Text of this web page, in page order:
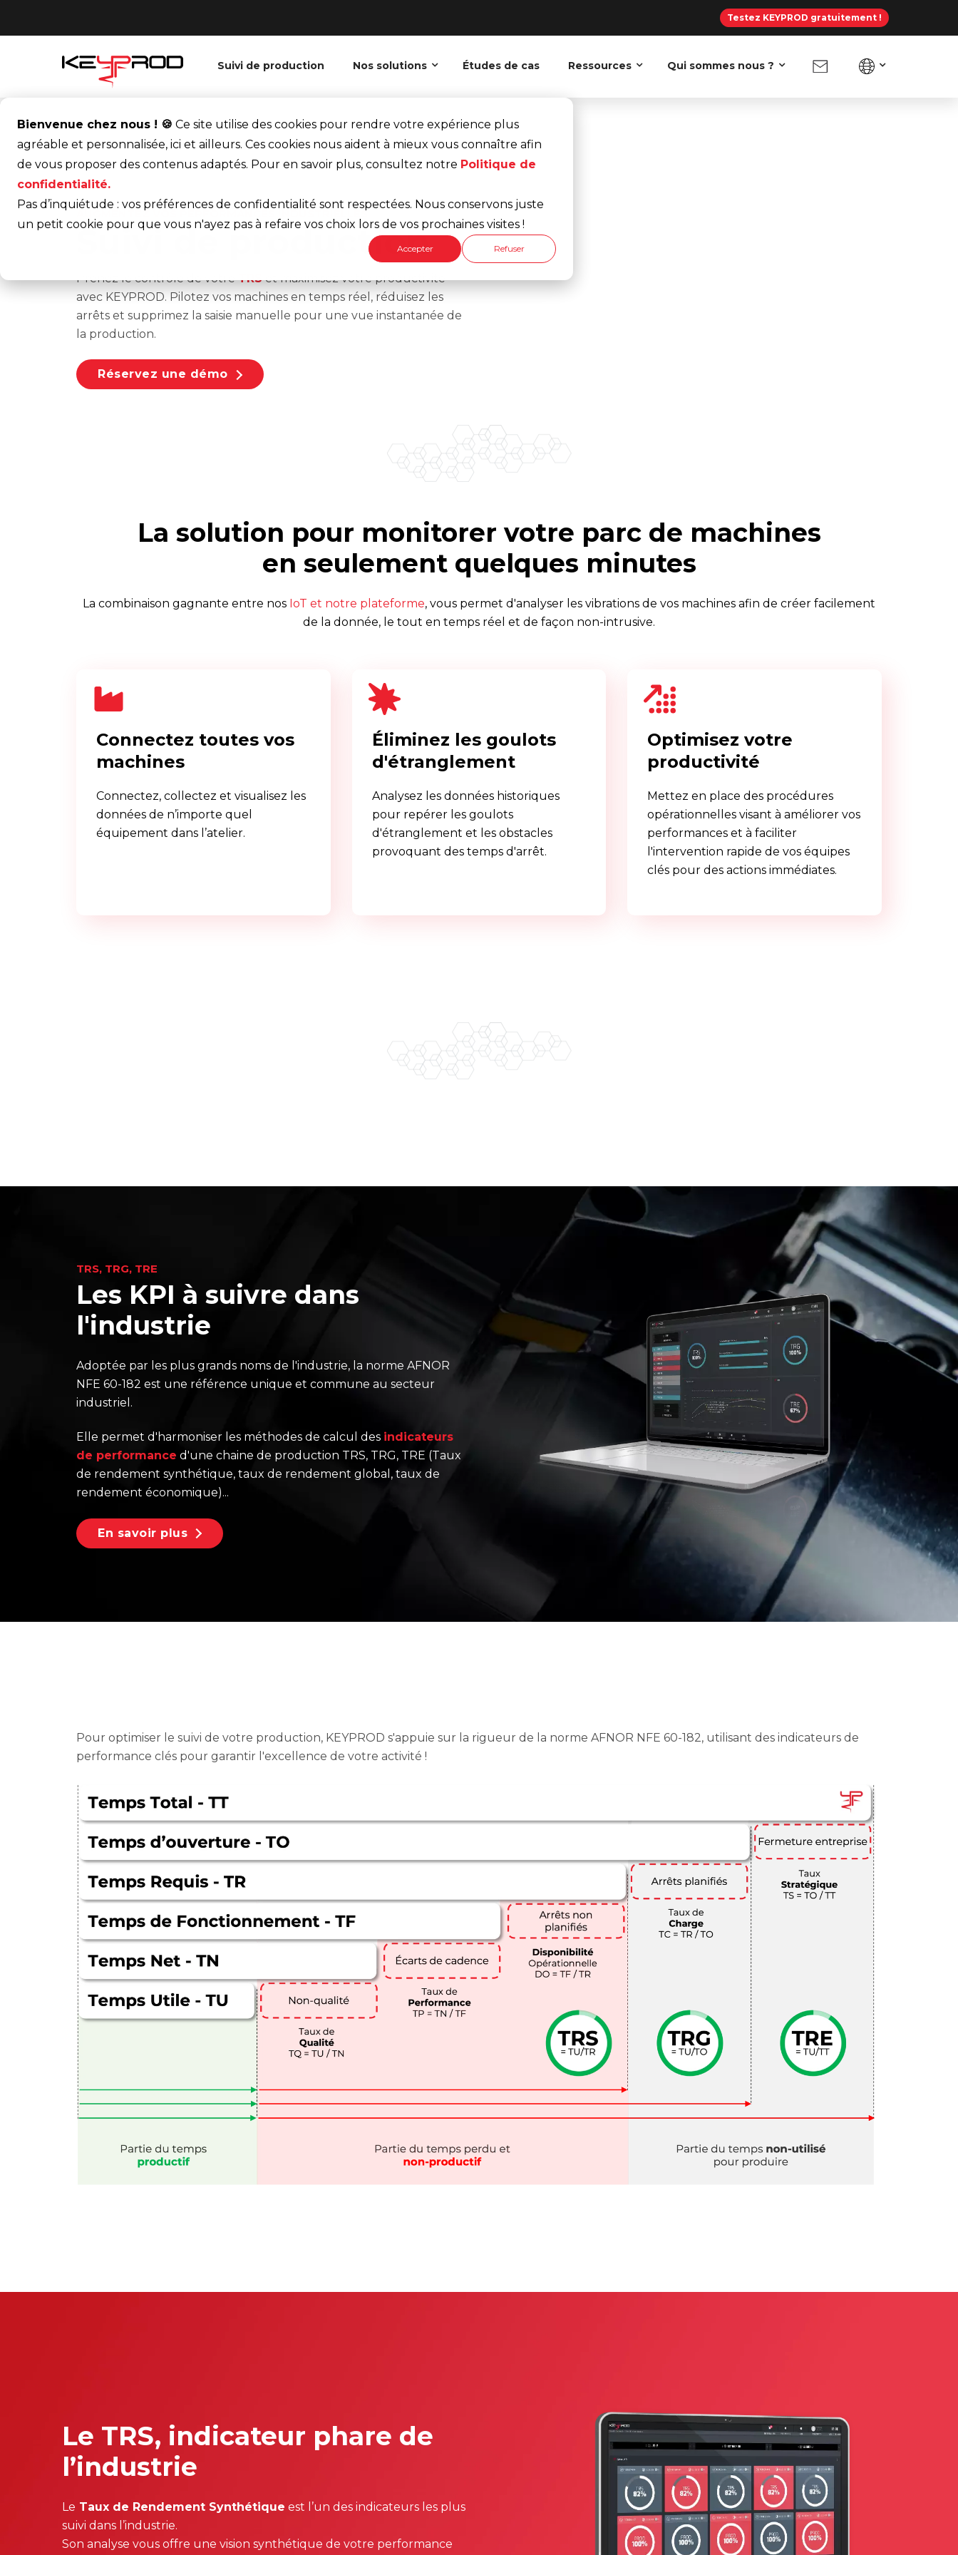
Bienvenue chez nous ! 🍪 Ce site utilise des cookies pour rendre votre expérience plus
agréable et personnalisée, ici et ailleurs. Ces cookies nous aident à mieux vous connaître afin
de vous proposer des contenus adaptés. Pour en savoir plus, consultez notre Politique de
confidentialité.
Pas d’inquiétude : vos préférences de confidentialité sont respectées. Nous conservons juste
un petit cookie pour que vous n'ayez pas à refaire vos choix lors de vos prochaines visites !
Accepter Refuser
Testez KEYPROD gratuitement !
Suivi de production Nos solutions Études de cas Ressources Qui sommes nous ?
AUGMENTEZ VOS PERFORMANCES INDUSTRIELLES
Suivi de production
Prenez le contrôle de votreTRSet maximisez votre productivité
avec KEYPROD. Pilotez vos machines en temps réel, réduisez les
arrêts et supprimez la saisie manuelle pour une vue instantanée de
la production.
Réservez une démo
La solution pour monitorer votre parc de machines
en seulement quelques minutes
La combinaison gagnante entre nos IoT et notre plateforme, vous permet d'analyser les vibrations de vos machines afin de créer facilement
de la donnée, le tout en temps réel et de façon non-intrusive.
Connectez toutes vos
machines
Connectez, collectez et visualisez les
données de n’importe quel
équipement dans l’atelier.
Éliminez les goulots
d'étranglement
Analysez les données historiques
pour repérer les goulots
d'étranglement et les obstacles
provoquant des temps d'arrêt.
Optimisez votre
productivité
Mettez en place des procédures
opérationnelles visant à améliorer vos
performances et à faciliter
l'intervention rapide de vos équipes
clés pour des actions immédiates.
TRS, TRG, TRE
Les KPI à suivre dans
l'industrie
Adoptée par les plus grands noms de l'industrie, la norme AFNOR
NFE 60-182 est une référence unique et commune au secteur
industriel.
Elle permet d'harmoniser les méthodes de calcul des indicateurs
de performance d'une chaine de production TRS, TRG, TRE (Taux
de rendement synthétique, taux de rendement global, taux de
rendement économique)...
En savoir plus
Pour optimiser le suivi de votre production, KEYPROD s'appuie sur la rigueur de la norme AFNOR NFE 60-182, utilisant des indicateurs de
performance clés pour garantir l'excellence de votre activité !
Le TRS, indicateur phare de
l’industrie
Le Taux de Rendement Synthétique est l’un des indicateurs les plus
suivi dans l’industrie.
Son analyse vous offre une vision synthétique de votre performance